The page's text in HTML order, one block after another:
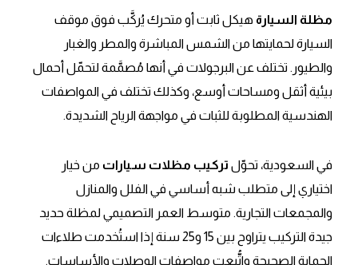
مظلة السيارة هيكل ثابت أو متحرك يُركَّب فوق موقف
السيارة لحمايتها من الشمس المباشرة والمطر والغبار
والطيور. تختلف عن البرجولات في أنها مُصمَّمة لتحمّل أحمال
بيئية أثقل ومساحات أوسع، وكذلك تختلف في المواصفات
الهندسية المطلوبة للثبات في مواجهة الرياح الشديدة.
في السعودية، تحوّل تركيب مظلات سيارات من خيار
اختياري إلى متطلب شبه أساسي في الفلل والمنازل
والمجمعات التجارية. متوسط العمر التصميمي لمظلة حديد
جيدة التركيب يتراوح بين 15 و25 سنة إذا استُخدمت طلاءات
الحماية الصحيحة واتُّبعت مواصفات الوصلات والأساسات.